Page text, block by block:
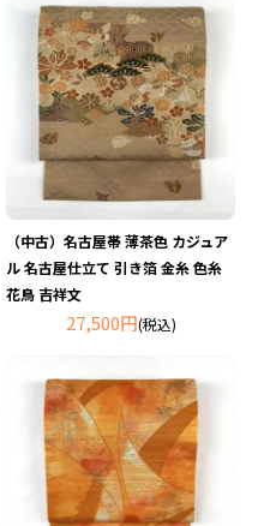
（中古）名古屋帯 薄茶色 カジュア
ル 名古屋仕立て 引き箔 金糸 色糸
花鳥 吉祥文
27,500円(税込)